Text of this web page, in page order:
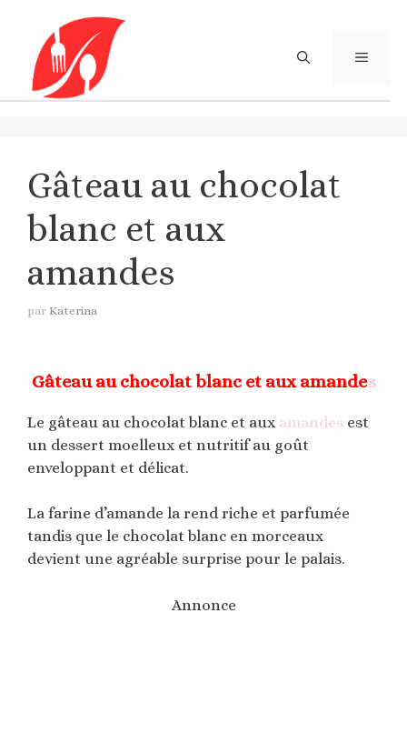
contenu
MENU
Gâteau au chocolat
blanc et aux
amandes
par Katerina
Gâteau au chocolat blanc et aux amandes
Le gâteau au chocolat blanc et aux amandes est
un dessert moelleux et nutritif au goût
enveloppant et délicat.
La farine d’amande la rend riche et parfumée
tandis que le chocolat blanc en morceaux
devient une agréable surprise pour le palais.
Annonce